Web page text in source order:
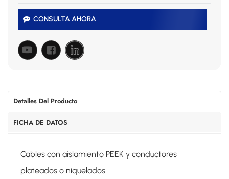
CONSULTA AHORA
Detalles Del Producto
FICHA DE DATOS
Cables con aislamiento PEEK y conductores
plateados o niquelados.